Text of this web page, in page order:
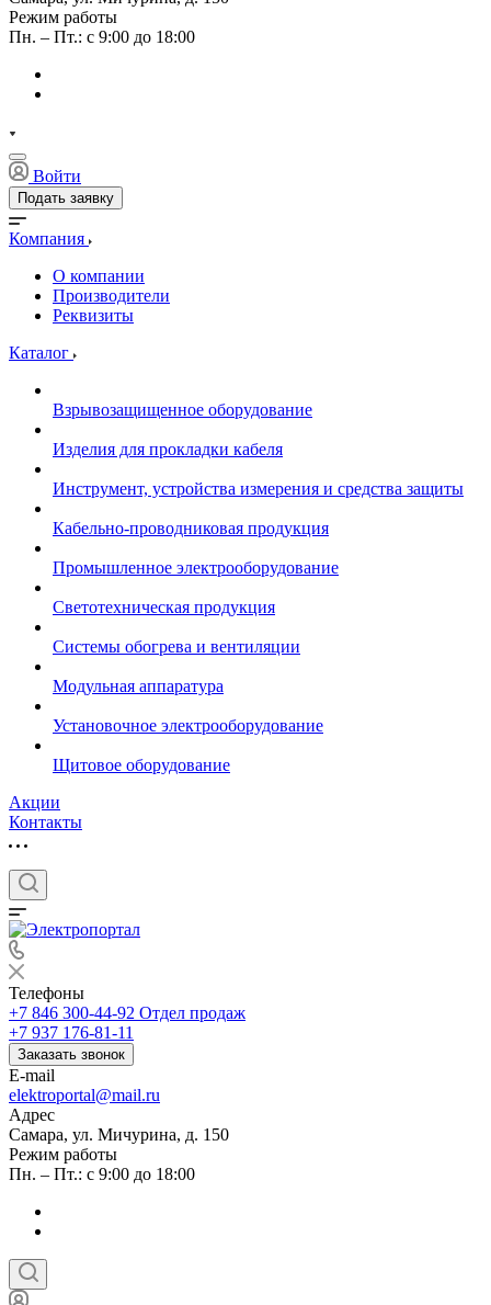
Режим работы
Пн. – Пт.: с 9:00 до 18:00
Войти
Подать заявку
Компания
О компании
Производители
Реквизиты
Каталог
Взрывозащищенное оборудование
Изделия для прокладки кабеля
Инструмент, устройства измерения и средства защиты
Кабельно-проводниковая продукция
Промышленное электрооборудование
Светотехническая продукция
Системы обогрева и вентиляции
Модульная аппаратура
Установочное электрооборудование
Щитовое оборудование
Акции
Контакты
Телефоны
+7 846 300-44-92 Отдел продаж
+7 937 176-81-11
Заказать звонок
E-mail
elektroportal@mail.ru
Адрес
Самара, ул. Мичурина, д. 150
Режим работы
Пн. – Пт.: с 9:00 до 18:00